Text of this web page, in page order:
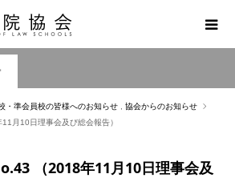
・準会員校の皆様へのお知らせ
協会からのお知らせ
月10日理事会及び総会報告）
（2018年11月10日理事会及